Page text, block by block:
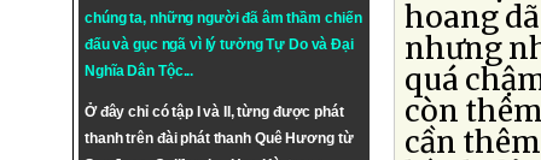
chúng ta, những người đã âm thầm chiến
đấu và gục ngã vì lý tưởngTự DovàĐại
Nghĩa Dân Tộc...
Ở đây chỉ có tập I và II, từng được phát
thanh trên đài phát thanh Quê Hương từ
hoang
nhưng
quá
còn
cần